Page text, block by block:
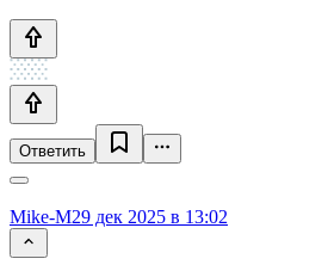
Ответить
Mike-M29 дек 2025 в 13:02